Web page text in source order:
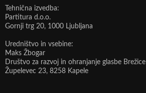
Tehnična izvedba:
Partitura d.o.o.
Gornji trg 20, 1000 Ljubljana
Uredništvo in vsebine:
Maks Žbogar
Društvo za razvoj in ohranjanje glasbe Brežice
Župelevec 23, 8258 Kapele